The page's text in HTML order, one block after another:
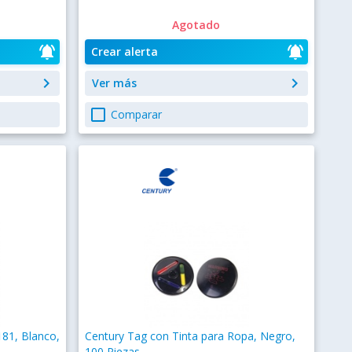
notifications_active
keyboard_arrow_right
Agotado
notifications_active
Crear alerta
keyboard_arrow_right
Ver más
check_box_outline_blank Comparar
Blanco,
Century Tag con Tinta para Ropa, Negro,